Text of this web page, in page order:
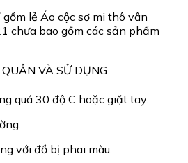
lẻ Áo cộc sơ mi thô vân
chưa bao gồm các sản phẩm
VÀ SỬ DỤNG
quá 30 độ C hoặc giặt tay.
với đồ bị phai màu.